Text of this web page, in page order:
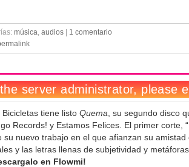
música, audios
1 comentario
tiene listo Quema, su segundo disco
Records! y Estamos Felices. El primer corte,
su nuevo trabajo en el que afianzan su amistad
y las letras llenas de subjetividad y
en Flowmi!